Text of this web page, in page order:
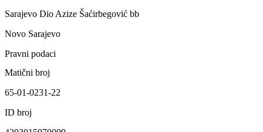
Sarajevo Dio Azize Šaćirbegović bb
Novo Sarajevo
Pravni podaci
Matični broj
65-01-0231-22
ID broj